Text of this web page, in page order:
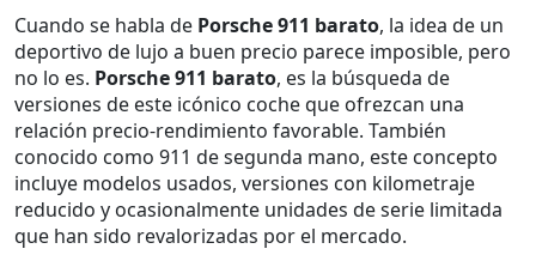
Cuando se habla de Porsche 911 barato, la idea de un
deportivo de lujo a buen precio parece imposible, pero
no lo es. Porsche 911 barato, es la búsqueda de
versiones de este icónico coche que ofrezcan una
relación precio‑rendimiento favorable. También
conocido como 911 de segunda mano, este concepto
incluye modelos usados, versiones con kilometraje
reducido y ocasionalmente unidades de serie limitada
que han sido revalorizadas por el mercado.